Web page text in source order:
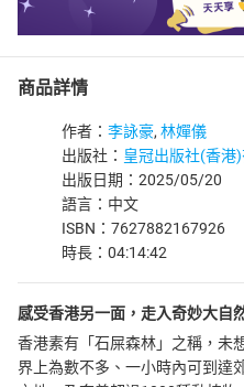
商品詳情
作者： 李詠豪, 林嬋儀
出版社： 皇冠出版社(香港
出版日期：2025/05/20
語言：中文
ISBN：7627882167926
時長：04:14:42
感受香港另一面，走入奇妙大自
香港素有「石屎森林」之稱，未
界上為數不多、一小時內可到達